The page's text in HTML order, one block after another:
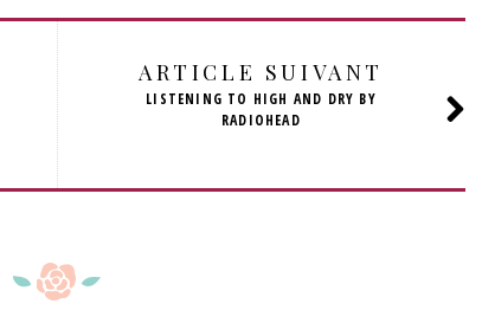
ARTICLE SUIVANT
LISTENING TO HIGH AND DRY BY
RADIOHEAD